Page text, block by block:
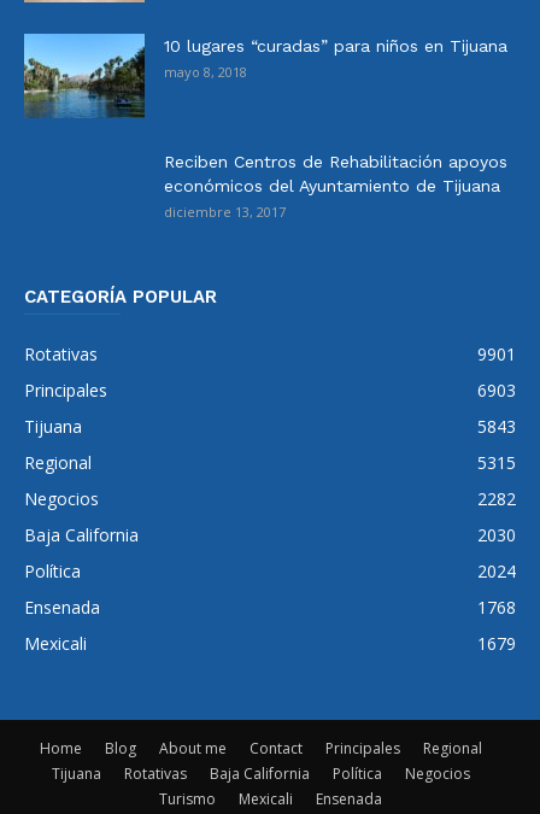
10 lugares “curadas” para niños en Tijuana
mayo 8, 2018
Reciben Centros de Rehabilitación apoyos
económicos del Ayuntamiento de Tijuana
diciembre 13, 2017
CATEGORÍA POPULAR
Rotativas
9901
Principales
6903
Tijuana
5843
Regional
5315
Negocios
2282
Baja California
2030
Política
2024
Ensenada
1768
Mexicali
1679
Home Blog About me Contact Principales
Regional
Tijuana
Rotativas Baja California Política
Negocios
Turismo
Mexicali Ensenada